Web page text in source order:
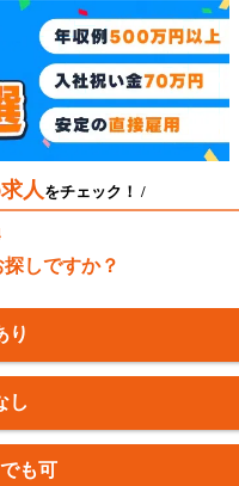
人 をチェック！ /
しですか？
り
し
も可